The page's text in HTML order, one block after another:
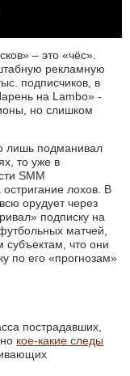
– это «чёс».
рекламную
подписчиков, в
на Lambo» -
но слишком
лишь подманивал
то уже в
SMM
лохов. В
орудует через
подписку на
матчей,
что они
по его «прогнозам»
пострадавших,
кое-какие следы